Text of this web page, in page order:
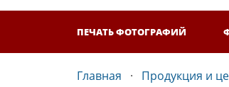
ПЕЧАТЬ ФОТОГРАФИЙ
Главная Продукция и